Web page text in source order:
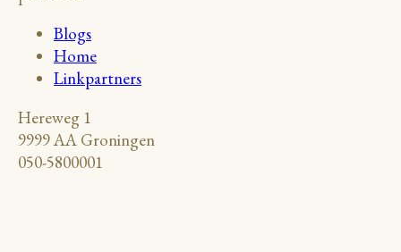
Blogs
Home
Linkpartners
Hereweg 1
9999 AA Groningen
050-5800001